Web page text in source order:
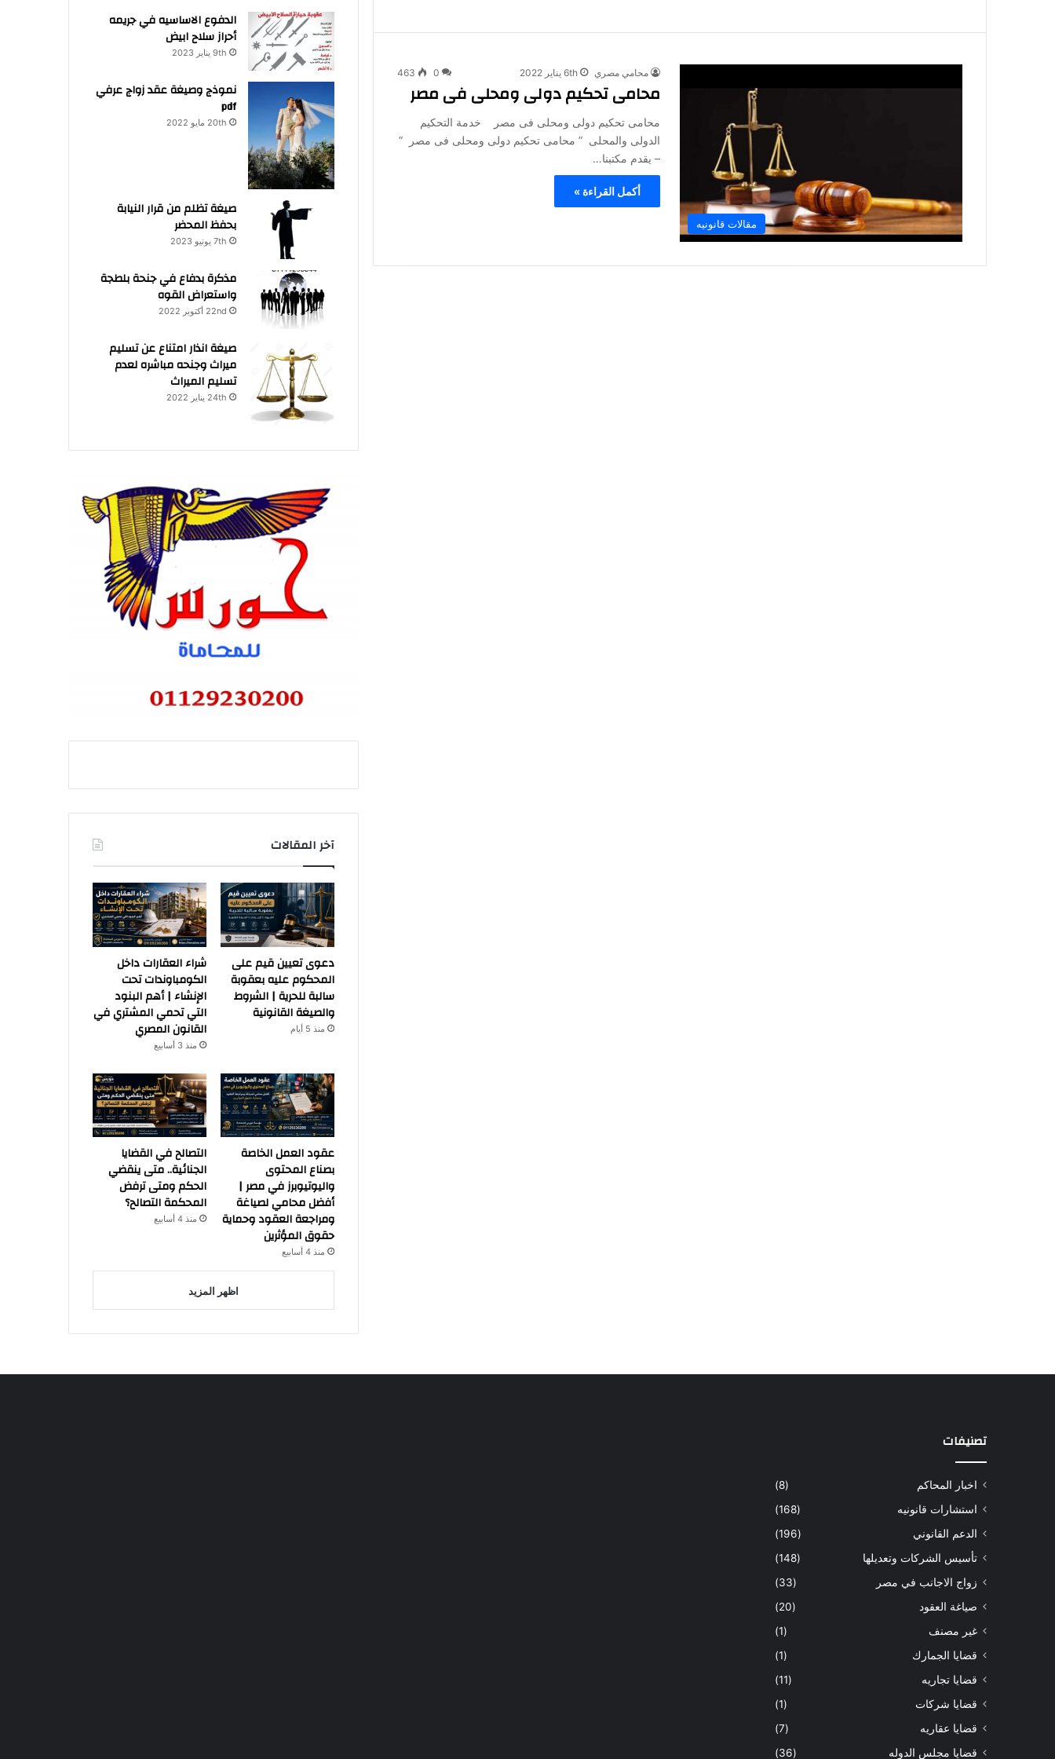
مقالات قانونيه
محامي مصري 6th يناير 2022 0
463
محامى تحكيم دولى ومحلى فى مصر
محامى تحكيم دولى ومحلى فى مصر خدمة التحكيم
الدولى والمحلى ” محامى تحكيم دولى ومحلى فى مصر ”
– يقدم مكتبنا…
أكمل القراءة »
الدفوع الاساسيه في جريمه
أحراز سلاح ابيض
9th يناير 2023
نموذج وصيغة عقد زواج عرفي
pdf
20th مايو 2022
صيغة تظلم من قرار النيابة
بحفظ المحضر
7th يونيو 2023
مذكرة بدفاع في جنحة بلطجة
واستعراض القوه
22nd أكتوبر 2022
صيغة انذار امتناع عن تسليم
ميراث وجنحه مباشره لعدم
تسليم الميراث
24th يناير 2022
آخر المقالات
دعوى تعيين قيم على
المحكوم عليه بعقوبة
سالبة للحرية | الشروط
والصيغة القانونية
منذ 5 أيام
شراء العقارات داخل
الكومباوندات تحت
الإنشاء | أهم البنود
التي تحمي المشتري في
القانون المصري
منذ 3 أسابيع
عقود العمل الخاصة
بصناع المحتوى
واليوتيوبرز في مصر |
أفضل محامي لصياغة
ومراجعة العقود وحماية
حقوق المؤثرين
منذ 4 أسابيع
التصالح في القضايا
الجنائية.. متى ينقضي
الحكم ومتى ترفض
المحكمة التصالح؟
منذ 4 أسابيع
اظهر المزيد
تصنيفات
اخبار المحاكم
(8)
استشارات قانونيه
(168)
الدعم القانوني
(196)
تأسيس الشركات وتعديلها
(148)
زواج الاجانب في مصر
(33)
صياغة العقود
(20)
غير مصنف
(1)
قضايا الجمارك
(1)
قضايا تجاريه
(11)
قضايا شركات
(1)
قضايا عقاريه
(7)
قضايا مجلس الدوله
(36)